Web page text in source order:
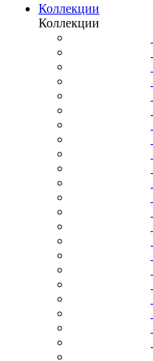
Коллекции
Коллекции